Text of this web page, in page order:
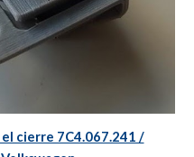
cierre 7C4.067.241 /